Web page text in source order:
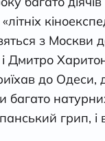
з
Дмитро
до
грип, і